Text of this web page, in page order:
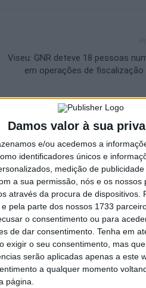
Damos valor à sua
e/ou acedemos a
identificadores únicos e
medição de
a sua permissão, nós e os
através da procura de dispositivos.
pela parte dos nossos 1733
o consentimento ou para
de dar consentimento. Tenha em
exigir o seu consentimento, mas
serão aplicadas apenas a este
a qualquer momento
página.
Viseu: GNR deteve 18 pessoas
em operações de
de cobre na região